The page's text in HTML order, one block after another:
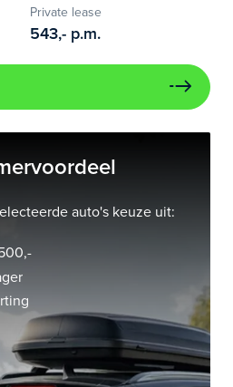
Private lease
543,- p.m.
auto's keuze uit: